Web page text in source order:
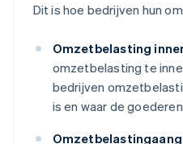
Dit is hoe bedrijven hun
Omzetbelasting
omzetbelasting te
bedrijven
is en waar de